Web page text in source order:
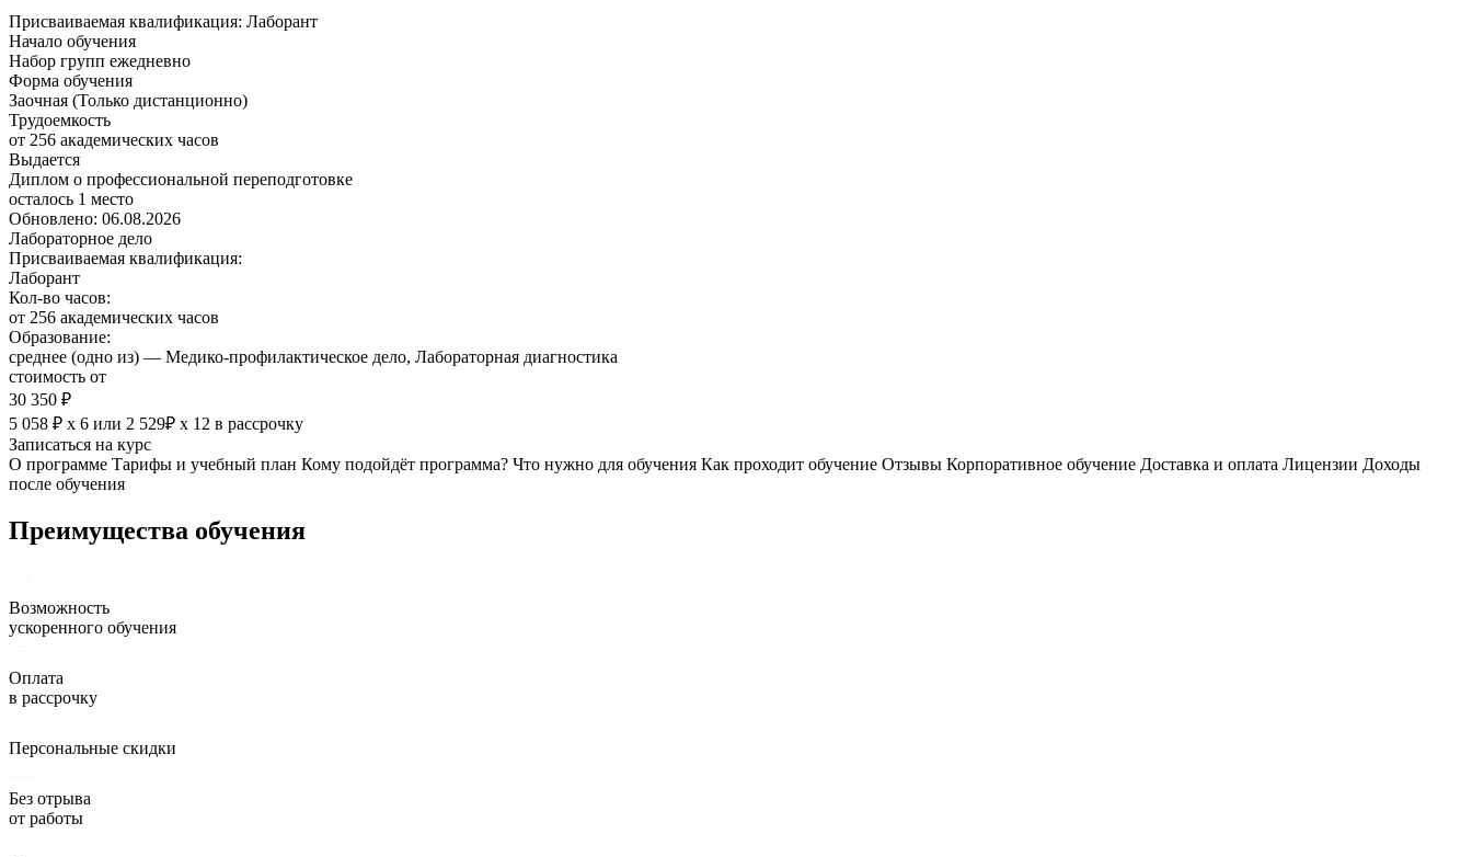
Присваиваемая квалификация: Лаборант
Начало обучения
Набор групп ежедневно
Форма обучения
Заочная (Только дистанционно)
Трудоемкость
от 256 академических часов
Выдается
Диплом о профессиональной переподготовке
осталось 1 место
Обновлено: 06.08.2026
Лабораторное дело
Присваиваемая квалификация:
Лаборант
Кол-во часов:
от 256 академических часов
Образование:
среднее (одно из) — Медико-профилактическое дело, Лабораторная диагностика
стоимость от
30 350 ₽
5 058 ₽ х 6 или 2 529₽ х 12 в рассрочку
Записаться на курс
О программе Тарифы и учебный план Кому подойдёт программа? Что нужно для обучения Как проходит обучение Отзывы Корпоративное обучение Доставка и оплата Лицензии Доходы
после обучения
Преимущества обучения
Возможность
ускоренного обучения
Оплата
в рассрочку
Персональные скидки
Без отрыва
от работы